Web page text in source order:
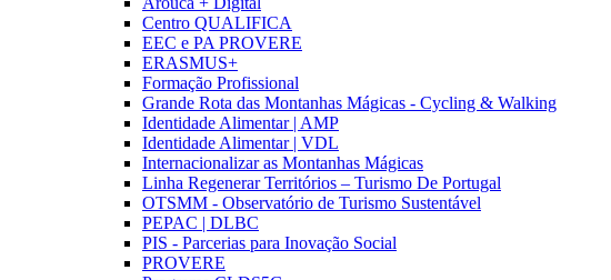
Centro QUALIFICA
EEC e PA PROVERE
ERASMUS+
Formação Profissional
Grande Rota das Montanhas Mágicas - Cycling & Walking
Identidade Alimentar | AMP
Identidade Alimentar | VDL
Internacionalizar as Montanhas Mágicas
Linha Regenerar Territórios – Turismo De Portugal
OTSMM - Observatório de Turismo Sustentável
PEPAC | DLBC
PIS - Parcerias para Inovação Social
PROVERE